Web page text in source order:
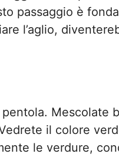
passaggio è
l’aglio,
Mescolate
il colore
le verdure,